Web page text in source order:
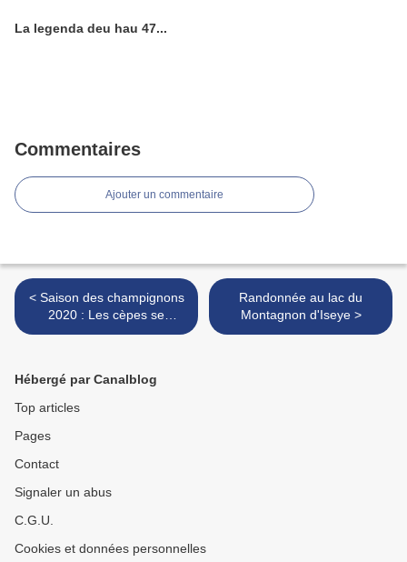
La legenda deu hau 47...
Commentaires
Ajouter un commentaire
< Saison des champignons
2020 : Les cèpes se
remplument !
Randonnée au lac du
Montagnon d'Iseye >
Hébergé par Canalblog
Top articles
Pages
Contact
Signaler un abus
C.G.U.
Cookies et données personnelles